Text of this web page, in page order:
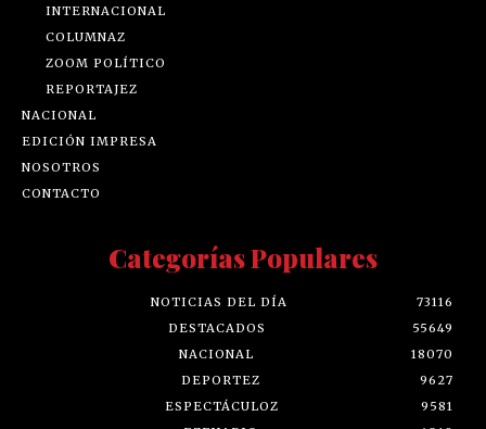
INTERNACIONAL
COLUMNAZ
ZOOM POLÍTICO
REPORTAJEZ
NACIONAL
EDICIÓN IMPRESA
NOSOTROS
CONTACTO
Categorías Populares
NOTICIAS DEL DÍA
73116
DESTACADOS
55649
NACIONAL
18070
DEPORTEZ
9627
ESPECTÁCULOZ
9581